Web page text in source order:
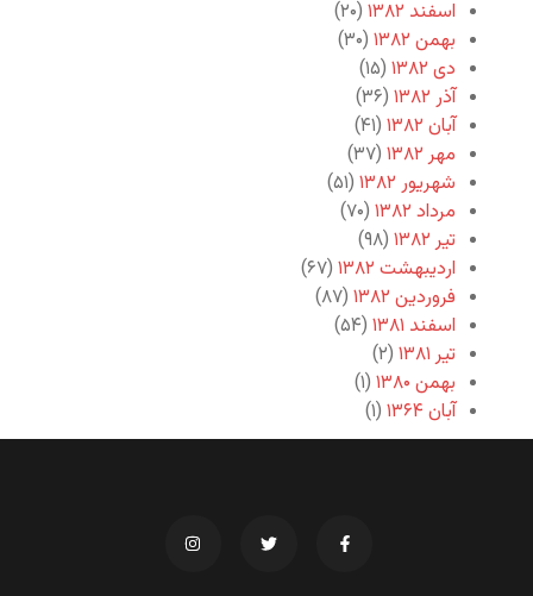
اسفند ۱۳۸۲
(۲۰)
بهمن ۱۳۸۲
(۳۰)
دی ۱۳۸۲
(۱۵)
آذر ۱۳۸۲
(۳۶)
آبان ۱۳۸۲
(۴۱)
مهر ۱۳۸۲
(۳۷)
شهریور ۱۳۸۲
(۵۱)
مرداد ۱۳۸۲
(۷۰)
تیر ۱۳۸۲
(۹۸)
اردیبهشت ۱۳۸۲
(۶۷)
فروردین ۱۳۸۲
(۸۷)
اسفند ۱۳۸۱
(۵۴)
تیر ۱۳۸۱
(۲)
بهمن ۱۳۸۰
(۱)
آبان ۱۳۶۴
(۱)